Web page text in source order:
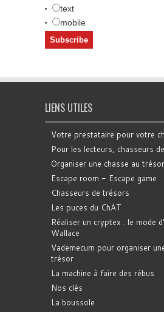
text
mobile
LIENS UTILES
Votre prestataire pour votre
Pour les lecteurs, chasseurs
Organiser une chasse au trésor
Escape room - Escape game
Chasseurs de trésors
Les puces du ChAT
Réaliser un cryptex : le mode
Wallace
Vademecum pour organiser
trésor
La machine à faire des rébus
Nos clés
La boussole